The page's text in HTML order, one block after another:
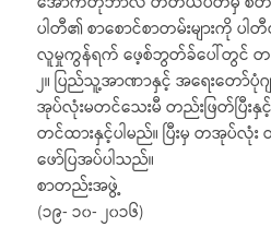
ပါတီ၏ စာစောင်စာတမ်းများကို
လူမှုကွန်ရက် ဖေ့စ်ဘွတ်ခ်ပေါ်တွင် တင်
၂။ ပြည်သူ့အာဏာနှင့် အရေးတော်ပုံ
အုပ်လုံးမတင်သေးမီ တည်းဖြတ်ပြီးနှ
တင်ထားနှင့်ပါမည်။ ပြီးမှ တအုပ်လုံး
ဖော်ပြအပ်ပါသည်။
စာတည်းအဖွဲ့
(၁၉- ၁၀- ၂၀၁၆)